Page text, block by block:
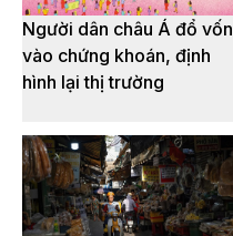
Người dân châu Á đổ vốn
vào chứng khoán, định
hình lại thị trường